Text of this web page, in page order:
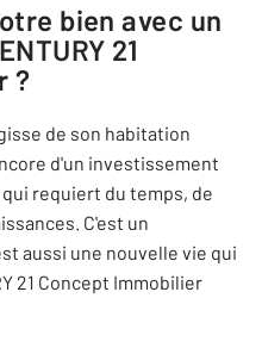
bien avec un
21
?
de son habitation
d'un investissement
requiert du temps, de
C'est un
aussi une nouvelle vie qui
21 Concept Immobilier